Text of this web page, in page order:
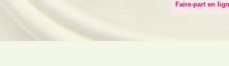
Faire-part en